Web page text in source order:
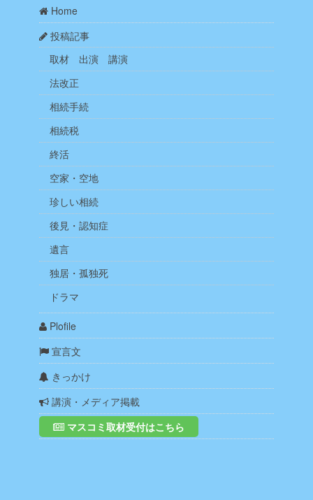
Home
投稿記事
取材 出演 講演
法改正
相続手続
相続税
終活
空家・空地
珍しい相続
後見・認知症
遺言
独居・孤独死
ドラマ
Plofile
宣言文
きっかけ
講演・メディア掲載
マスコミ取材受付はこちら